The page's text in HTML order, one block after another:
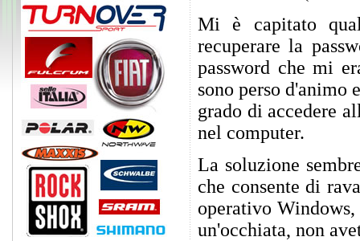
Mi è capitato
recuperare la
password che mi
sono perso d'animo
grado di accedere
nel computer.
La soluzione
che consente di
operativo
un'occhiata, non